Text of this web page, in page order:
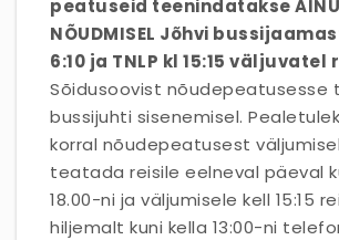
peatuseid teenindatakse
NÕUDMISEL Jõhvi
6:10 ja TNLP kl 15:15 väljuvatel
Sõidusoovist nõudepeatusesse
bussijuhti sisenemisel.
korral nõudepeatusest
teatada reisile eelneval päeval
18.00-ni ja väljumisele kell 15:15
hiljemalt kuni kella 13:00-ni